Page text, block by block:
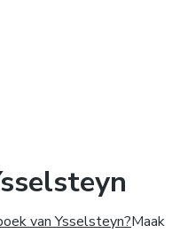
van Ysselsteyn?Maak